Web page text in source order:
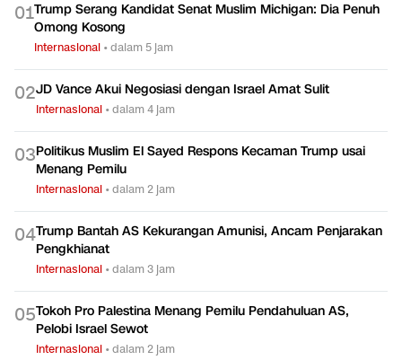
01Trump Serang Kandidat Senat Muslim Michigan: Dia Penuh
Omong Kosong
Internasional •dalam 5 jam
02JD Vance Akui Negosiasi dengan Israel Amat Sulit
Internasional •dalam 4 jam
03Politikus Muslim El Sayed Respons Kecaman Trump usai
Menang Pemilu
Internasional •dalam 2 jam
04Trump Bantah AS Kekurangan Amunisi, Ancam Penjarakan
Pengkhianat
Internasional •dalam 3 jam
05Tokoh Pro Palestina Menang Pemilu Pendahuluan AS,
Pelobi Israel Sewot
Internasional •dalam 2 jam